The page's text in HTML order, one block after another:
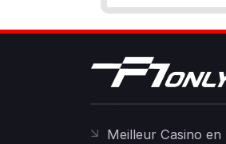
Meilleur Casino en